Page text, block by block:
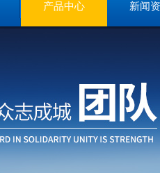
产品中心 新闻